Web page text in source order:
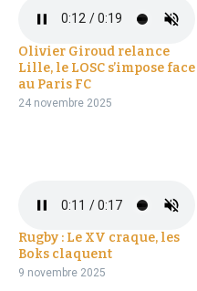
Olivier Giroud relance
Lille, le LOSC s’impose face
au Paris FC
24 novembre 2025
Rugby : Le XV craque, les
Boks claquent
9 novembre 2025